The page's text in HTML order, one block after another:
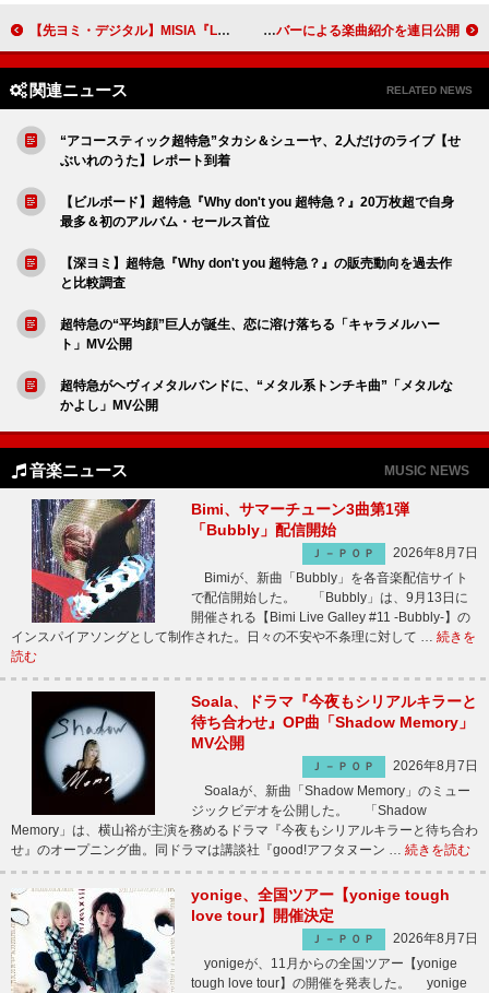
【先ヨミ・デジタル】MISIA『LOVE NEVER DIES』がDLアルバム首位走行中 星野源／サザンオールスターズが続く timelesz、ニューアルバム『FAM』試聴音源＆メンバーによる楽曲紹介を連日公開
関連ニュース RELATED NEWS
“アコースティック超特急”タカシ＆シューヤ、2人だけのライブ【せ
ぶいれのうた】レポート到着
【ビルボード】超特急『Why don't you 超特急？』20万枚超で自身
最多＆初のアルバム・セールス首位
【深ヨミ】超特急『Why don't you 超特急？』の販売動向を過去作
と比較調査
超特急の“平均顔”巨人が誕生、恋に溶け落ちる「キャラメルハー
ト」MV公開
超特急がヘヴィメタルバンドに、“メタル系トンチキ曲”「メタルな
かよし」MV公開
音楽ニュース MUSIC NEWS
Bimi、サマーチューン3曲第1弾
「Bubbly」配信開始
Ｊ－ＰＯＰ
2026年8月7日
Bimiが、新曲「Bubbly」を各音楽配信サイト
で配信開始した。 「Bubbly」は、9月13日に
開催される【Bimi Live Galley #11 -Bubbly-】の
インスパイアソングとして制作された。日々の不安や不条理に対して … 続きを
読む
Soala、ドラマ『今夜もシリアルキラーと
待ち合わせ』OP曲「Shadow Memory」
MV公開
Ｊ－ＰＯＰ
2026年8月7日
Soalaが、新曲「Shadow Memory」のミュー
ジックビデオを公開した。 「Shadow
Memory」は、横山裕が主演を務めるドラマ『今夜もシリアルキラーと待ち合わ
せ』のオープニング曲。同ドラマは講談社『good!アフタヌーン … 続きを読む
yonige、全国ツアー【yonige tough
love tour】開催決定
Ｊ－ＰＯＰ
2026年8月7日
yonigeが、11月からの全国ツアー【yonige
tough love tour】の開催を発表した。 yonige